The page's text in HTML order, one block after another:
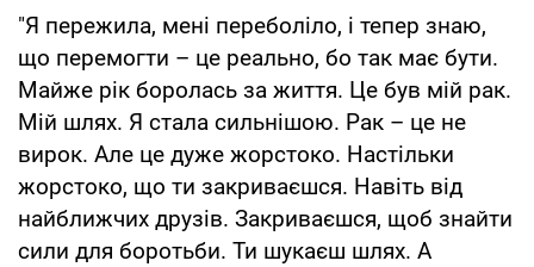
"Я пережила, мені переболіло, і тепер знаю,
що перемогти – це реально, бо так має бути.
Майже рік боролась за життя. Це був мій рак.
Мій шлях. Я стала сильнішою. Рак – це не
вирок. Але це дуже жорстоко. Настільки
жорстоко, що ти закриваєшся. Навіть від
найближчих друзів. Закриваєшся, щоб знайти
сили для боротьби. Ти шукаєш шлях. А